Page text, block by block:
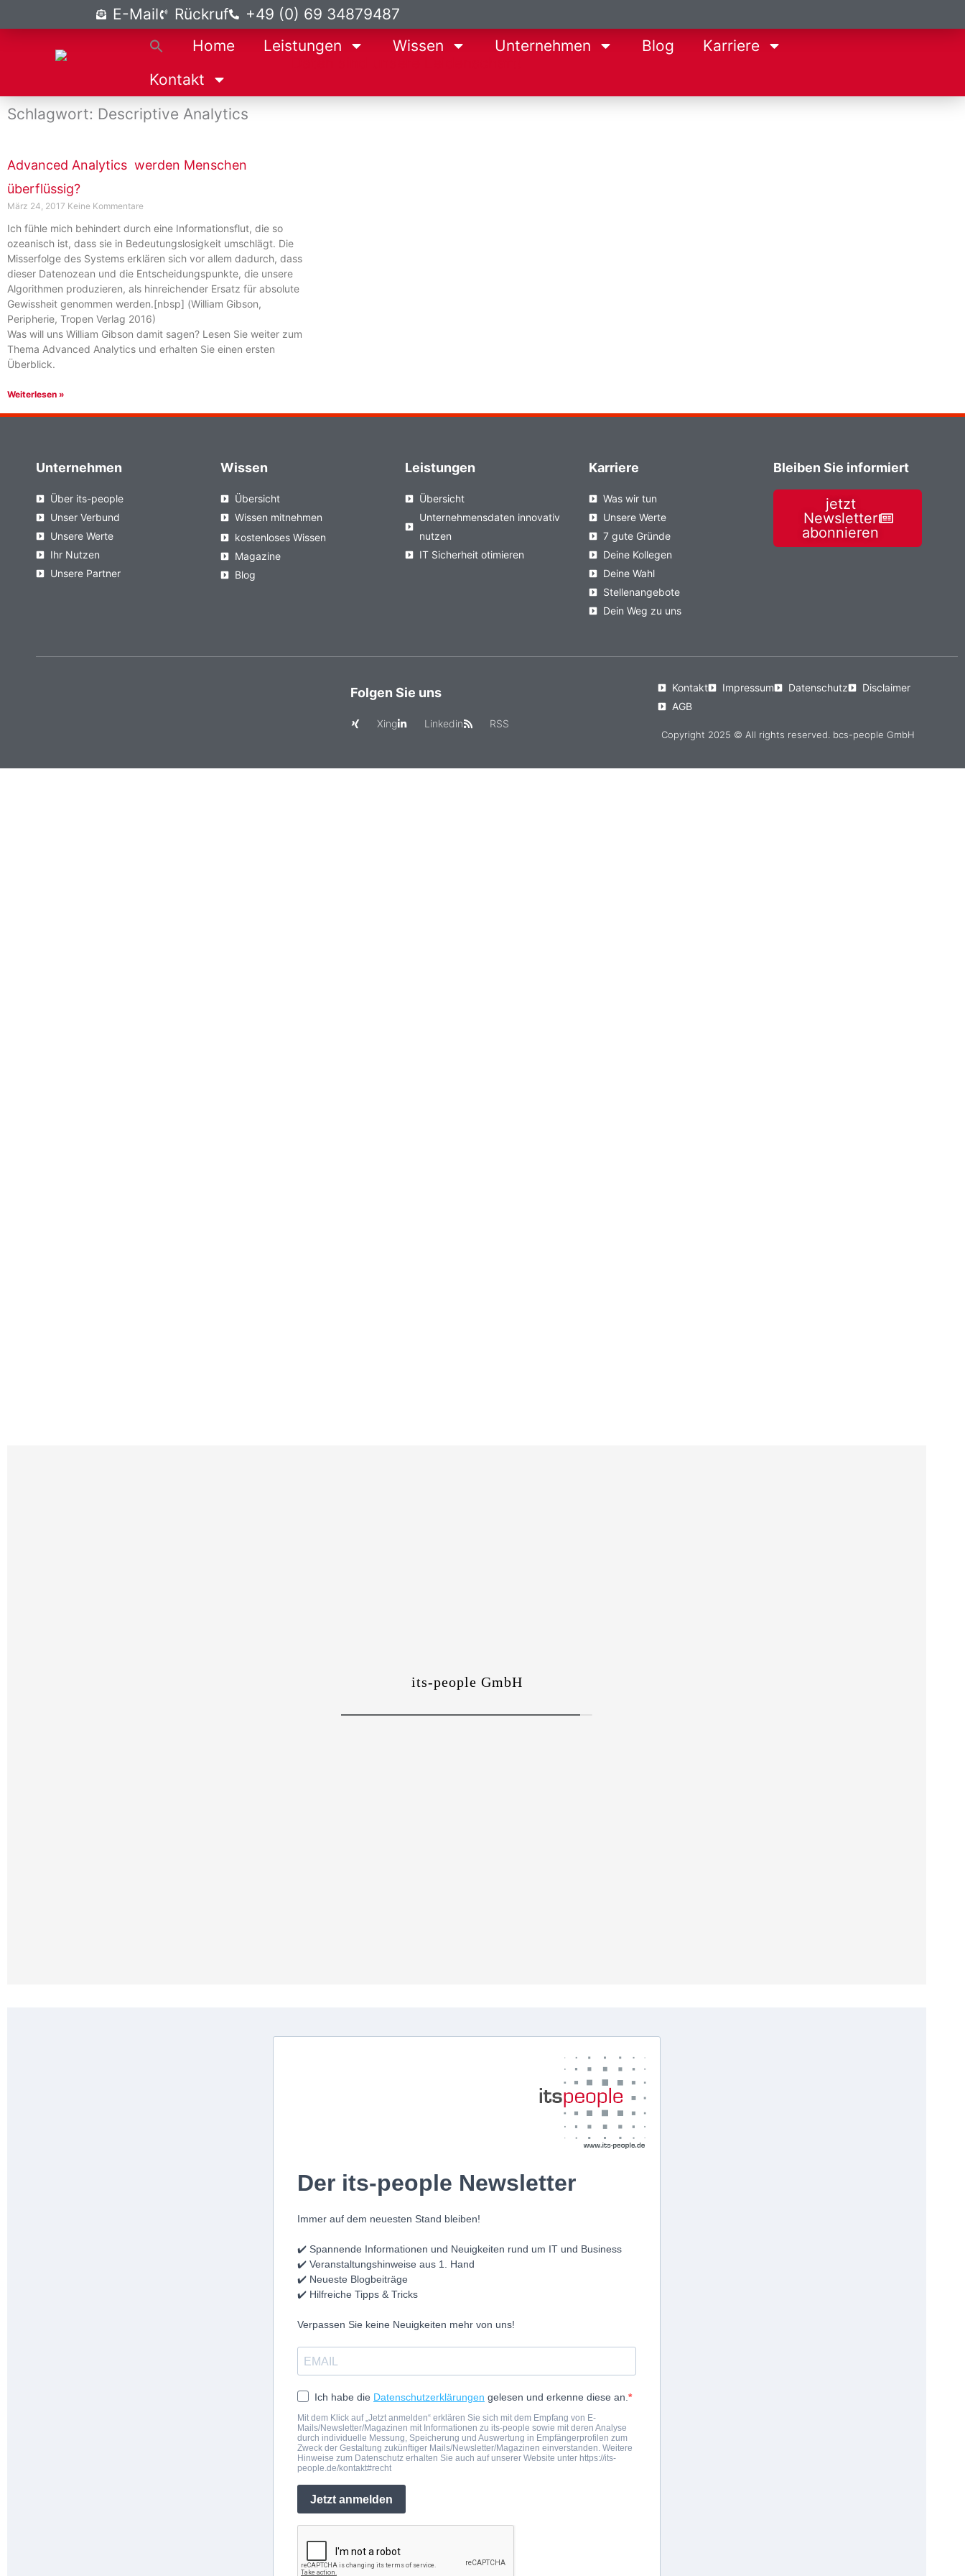
springen
E-Mail Rückruf
+49 (0) 69 34879487
Home
Leistungen Wissen Unternehmen Blog
Karriere
Kontakt
Schlagwort: Descriptive Analytics
Advanced Analytics  werden Menschen
überflüssig?
März 24, 2017 Keine Kommentare
Ich fühle mich behindert durch eine Informationsflut, die so
ozeanisch ist, dass sie in Bedeutungslosigkeit umschlägt. Die
Misserfolge des Systems erklären sich vor allem dadurch, dass
dieser Datenozean und die Entscheidungspunkte, die unsere
Algorithmen produzieren, als hinreichender Ersatz für absolute
Gewissheit genommen werden.[nbsp] (William Gibson,
Peripherie, Tropen Verlag 2016)
Was will uns William Gibson damit sagen? Lesen Sie weiter zum
Thema Advanced Analytics und erhalten Sie einen ersten
Überblick.
Weiterlesen »
Unternehmen
Über its-people
Unser Verbund
Unsere Werte
Ihr Nutzen
Unsere Partner
Wissen
Übersicht
Wissen mitnehmen
kostenloses Wissen
Magazine
Blog
Leistungen
Übersicht
Unternehmensdaten innovativ
nutzen
IT Sicherheit otimieren
Karriere
Was wir tun
Unsere Werte
7 gute Gründe
Deine Kollegen
Deine Wahl
Stellenangebote
Dein Weg zu uns
Bleiben Sie informiert
jetzt
Newsletter
abonnieren
Folgen Sie uns
Xing Linkedin RSS
Kontakt Impressum Datenschutz
Disclaimer
AGB
Copyright 2025 © All rights reserved. bcs-people GmbH